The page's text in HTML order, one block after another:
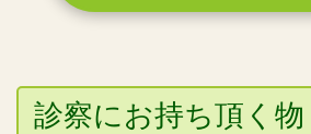
診察にお持ち頂く物